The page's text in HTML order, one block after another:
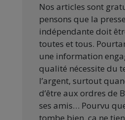
Nos articles sont
pensons que la presse
indépendante doit
toutes et tous.
une information
qualité nécessite du
l’argent, surtout
d’être aux ordres de
ses amis… Pourvu
tombe bien, ça ne